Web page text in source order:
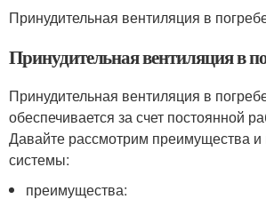
Принудительная вентиляция в
Принудительная вентиляция в
Принудительная вентиляция в
обеспечивается за счет постоянной
Давайте рассмотрим преимущества и
системы:
преимущества: